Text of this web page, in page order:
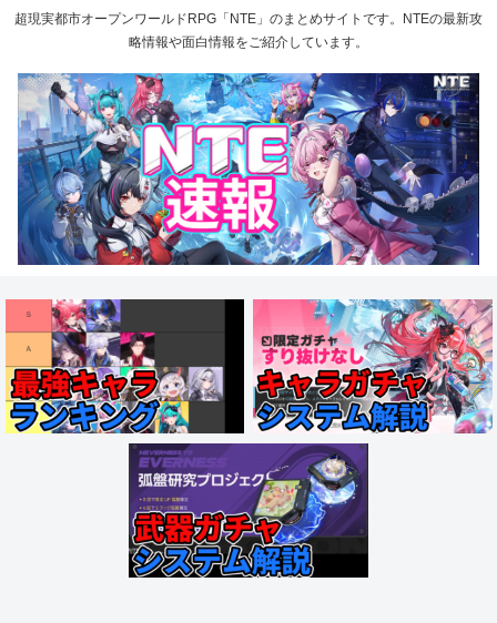
超現実都市オープンワールドRPG「NTE」のまとめサイトです。NTEの最新攻
略情報や面白情報をご紹介しています。